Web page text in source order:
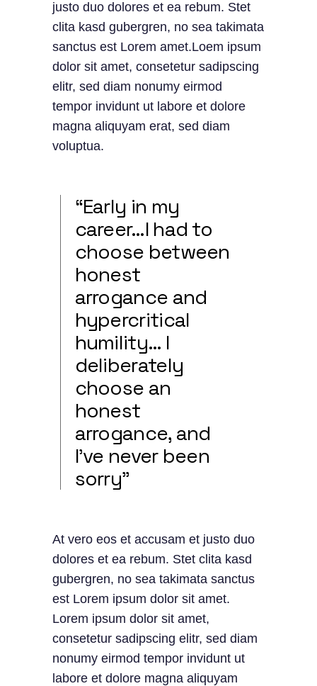
justo duo dolores et ea rebum. Stet
clita kasd gubergren, no sea takimata
sanctus est Lorem amet.Loem ipsum
dolor sit amet, consetetur sadipscing
elitr, sed diam nonumy eirmod
tempor invidunt ut labore et dolore
magna aliquyam erat, sed diam
voluptua.
“Early in my
career…I had to
choose between
honest
arrogance and
hypercritical
humility… I
deliberately
choose an
honest
arrogance, and
I’ve never been
sorry”
At vero eos et accusam et justo duo
dolores et ea rebum. Stet clita kasd
gubergren, no sea takimata sanctus
est Lorem ipsum dolor sit amet.
Lorem ipsum dolor sit amet,
consetetur sadipscing elitr, sed diam
nonumy eirmod tempor invidunt ut
labore et dolore magna aliquyam